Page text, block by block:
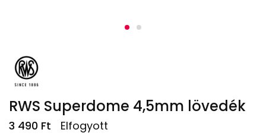
RWS Superdome 4,5mm lövedék
3 490 Ft Elfogyott